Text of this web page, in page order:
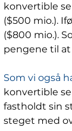
konvertible
($500 mio.).
($800 mio.).
pengene til
Som vi også
konvertible
fastholdt sin
steget med